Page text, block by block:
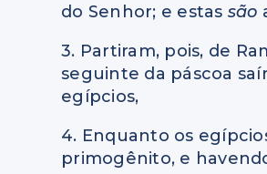
do Senhor; e estas são
3. Partiram, pois, de
seguinte da páscoa
egípcios,
4. Enquanto os
primogênito, e